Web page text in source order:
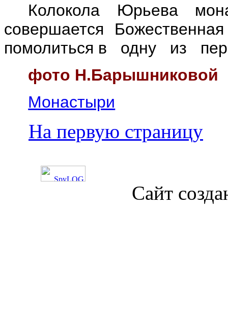
Колокола Юрьева
совершается
помолиться в одну из
фото Н.Барышниковой
Монастыри
На первую страницу
Сайт